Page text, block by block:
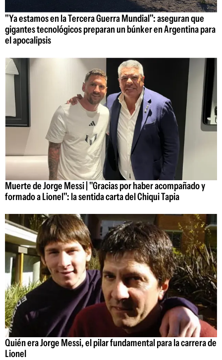
"Ya estamos en la Tercera Guerra Mundial": aseguran que
gigantes tecnológicos preparan un búnker en Argentina para
el apocalipsis
Muerte de Jorge Messi | "Gracias por haber acompañado y
formado a Lionel": la sentida carta del Chiqui Tapia
Quién era Jorge Messi, el pilar fundamental para la carrera de
Lionel